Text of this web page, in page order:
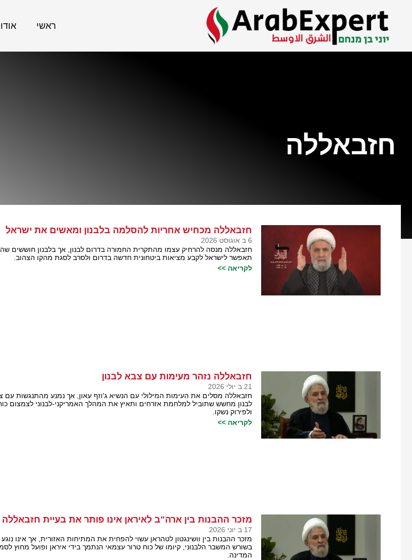
ראשי
חזבאללה
חזבאללה מכחיש אחריות להסלמה בלבנון ומאשים את ישראל
6 ב אוגוסט 2026
חזבאללה מנסה להרחיק עצמו מהתקרית החמורה בדרום לבנון, אך בלבנון חוששים
תאפשר לישראל לקבע מציאות ביטחונית חדשה בדרום ולסרב לסגת מהקו הצהוב.
לקריאה >>
חזבאללה נזהר מעימות עם צבא לבנון
21 ב יולי 2026
חזבאללה מסלים את העימות המילולי עם הנשיא ג'וזף עאון, אך נמנע מהתנגשות עם
לבנון מחשש שתוביל למלחמת אזרחים ותאיץ את המהלך האמריקני-לבנוני לצמצום
ולפירוק נשקו.
לקריאה >>
מזכר ההבנות בין ארה"ב לאיראן אינו פותר את בעיית חזבאללה
17 ב יוני 2026
מזכר ההבנות בין וושינגטון לטהראן עשוי להפחית את המתיחות האזורית, אך אינו נוגע
בשורש המשבר הלבנוני, קיומו של כוח טרור עצמאי הנתמך בידי איראן ופועל מחוץ
המדינה.